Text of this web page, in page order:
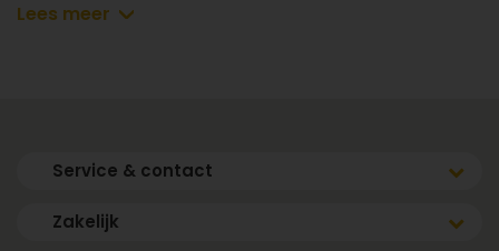
(m.u.v. zondag)
Afmetingen & aantal personen
Lees meer
Service & contact
Zakelijk